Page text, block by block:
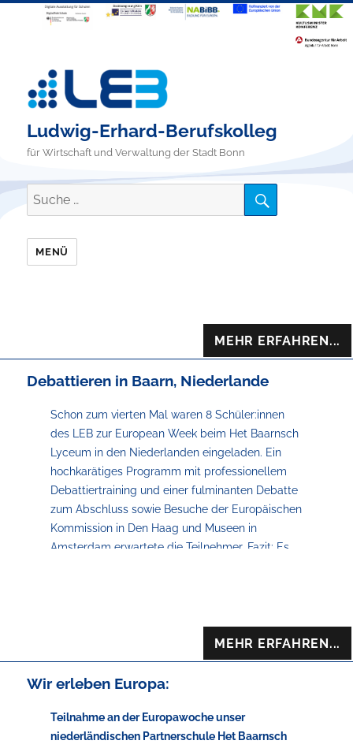
Ludwig-Erhard-Berufskolleg
für Wirtschaft und Verwaltung der Stadt Bonn
Suche
nach:
SUCHE
MENÜ
MEHR ERFAHREN...
Debattieren in Baarn, Niederlande
Schon zum vierten Mal waren 8 Schüler:innen
des LEB zur European Week beim Het Baarnsch
Lyceum in den Niederlanden eingeladen. Ein
hochkarätiges Programm mit professionellem
Debattiertraining und einer fulminanten Debatte
zum Abschluss sowie Besuche der Europäischen
Kommission in Den Haag und Museen in
Amsterdam erwartete die Teilnehmer. Fazit: Es
An alle Interessierten: im
November 2025 können wieder 8 Schüler:innen
des LEB diese besondere Austauscherlebnis
genießen. Bewerbt euch ab September 2025.
MEHR ERFAHREN...
Wir erleben Europa:
Teilnahme an der Europawoche unser
niederländischen Partnerschule Het Baarnsch